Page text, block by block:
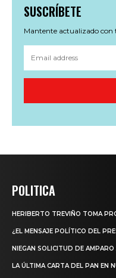
SUSCRÍBETE
Mantente actualizado con
POLITICA
HERIBERTO TREVIÑO TOMA
¿EL MENSAJE POLÍTICO DEL
NIEGAN SOLICITUD DE
LA ÚLTIMA CARTA DEL PAN EN